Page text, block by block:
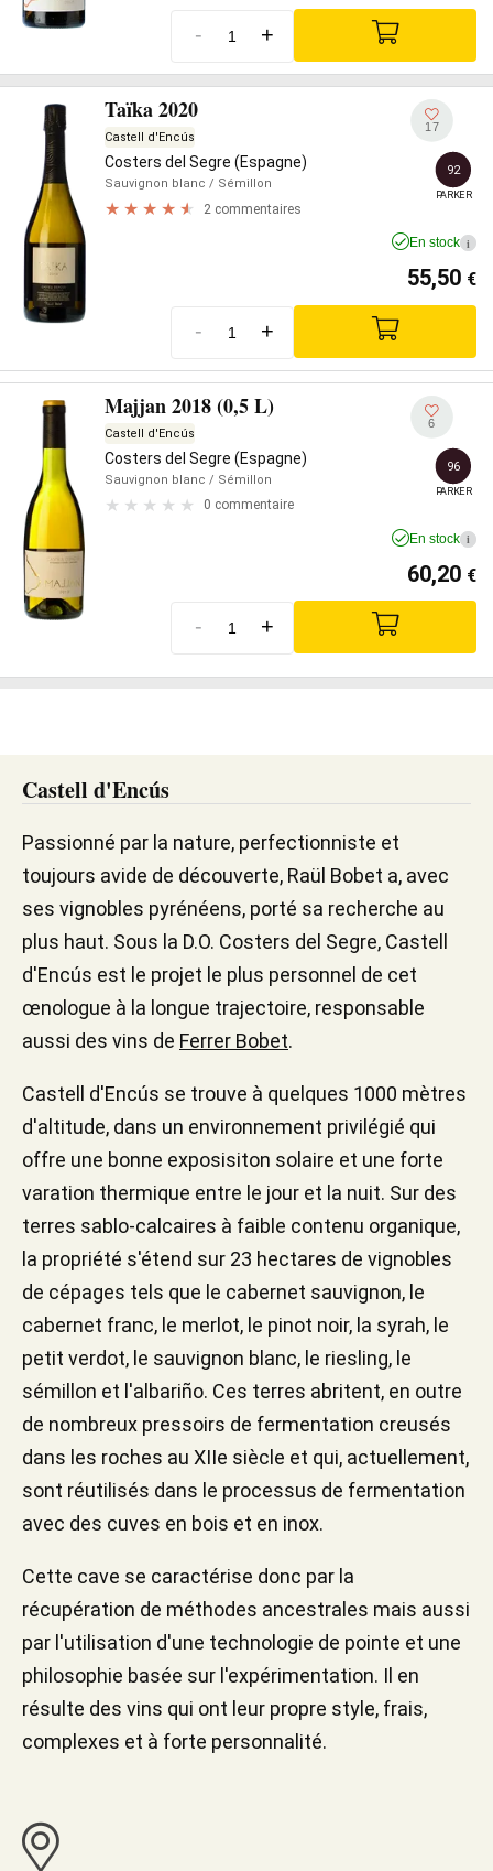
- +
Taïka 2020
Castell d'Encús
Costers del Segre (Espagne)
Sauvignon blanc / Sémillon
2 commentaires
17
92
PARKER
En stock i
55,50 €
- +
Majjan 2018 (0,5 L)
Castell d'Encús
Costers del Segre (Espagne)
Sauvignon blanc / Sémillon
0 commentaire
6
96
PARKER
En stock i
60,20 €
- +
Castell d'Encús
Passionné par la nature, perfectionniste et
toujours avide de découverte, Raül Bobet a, avec
ses vignobles pyrénéens, porté sa recherche au
plus haut. Sous la D.O. Costers del Segre, Castell
d'Encús est le projet le plus personnel de cet
œnologue à la longue trajectoire, responsable
aussi des vins de Ferrer Bobet.
Castell d'Encús se trouve à quelques 1000 mètres
d'altitude, dans un environnement privilégié qui
offre une bonne exposisiton solaire et une forte
varation thermique entre le jour et la nuit. Sur des
terres sablo-calcaires à faible contenu organique,
la propriété s'étend sur 23 hectares de vignobles
de cépages tels que le cabernet sauvignon, le
cabernet franc, le merlot, le pinot noir, la syrah, le
petit verdot, le sauvignon blanc, le riesling, le
sémillon et l'albariño. Ces terres abritent, en outre
de nombreux pressoirs de fermentation creusés
dans les roches au XIIe siècle et qui, actuellement,
sont réutilisés dans le processus de fermentation
avec des cuves en bois et en inox.
Cette cave se caractérise donc par la
récupération de méthodes ancestrales mais aussi
par l'utilisation d'une technologie de pointe et une
philosophie basée sur l'expérimentation. Il en
résulte des vins qui ont leur propre style, frais,
complexes et à forte personnalité.